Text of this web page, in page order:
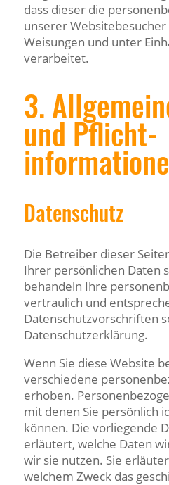
dass dieser die
unserer
Weisungen und unter
verarbeitet.
3.
und Pflicht­
Datenschutz
Die Betreiber dieser
Ihrer persönlichen Daten
behandeln Ihre
vertraulich und
Datenschutzvorschriften
Datenschutzerklärung.
Wenn Sie diese Website
verschiedene
erhoben.
mit denen Sie persönlich
können. Die vorliegende
erläutert, welche Daten
wir sie nutzen. Sie
welchem Zweck das